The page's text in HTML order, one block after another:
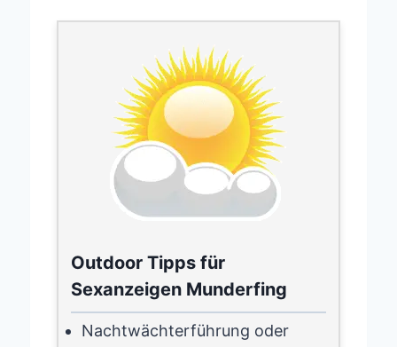
Outdoor Tipps für
Sexanzeigen Munderfing
Nachtwächterführung oder